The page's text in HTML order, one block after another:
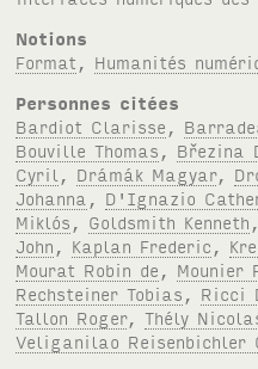
Notions
Format , Humanités
Personnes citées
Bardiot Clarisse ,
Bouville Thomas , Březina
Cyril , Drámák Magyar,
Johanna , D'Ignazio
Miklós , Goldsmith Kenneth ,
John , Kaplan Frederic ,
Mourat Robin de , Mounier
Rechsteiner Tobias , Ricci
Tallon Roger,Thély
Veliganilao Reisenbichler